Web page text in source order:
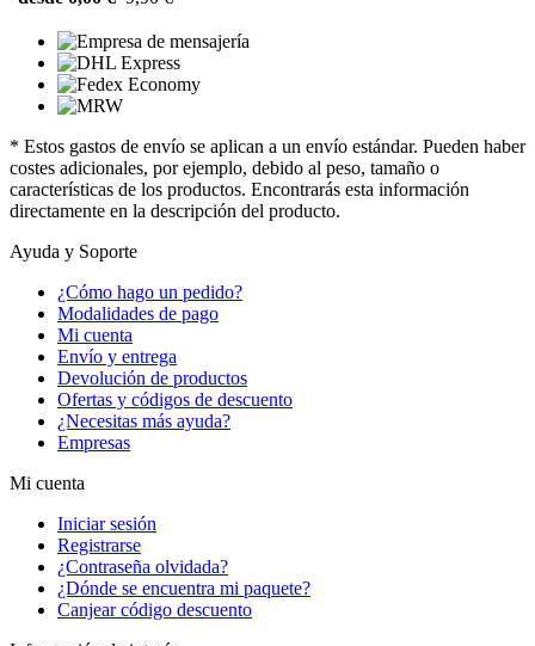
* Estos gastos de envío se aplican a un envío estándar. Pueden haber
costes adicionales, por ejemplo, debido al peso, tamaño o
características de los productos. Encontrarás esta información
directamente en la descripción del producto.
Ayuda y Soporte
¿Cómo hago un pedido?
Modalidades de pago
Mi cuenta
Envío y entrega
Devolución de productos
Ofertas y códigos de descuento
¿Necesitas más ayuda?
Empresas
Mi cuenta
Iniciar sesión
Registrarse
¿Contraseña olvidada?
¿Dónde se encuentra mi paquete?
Canjear código descuento